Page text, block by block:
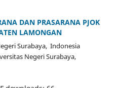
DAN PRASARANA PJOK
LAMONGAN
Surabaya, Indonesia
Negeri Surabaya,